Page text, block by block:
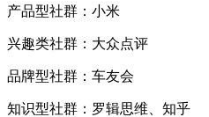
产品型社群：小米
兴趣类社群：大众点评
品牌型社群：车友会
知识型社群：罗辑思维、知乎